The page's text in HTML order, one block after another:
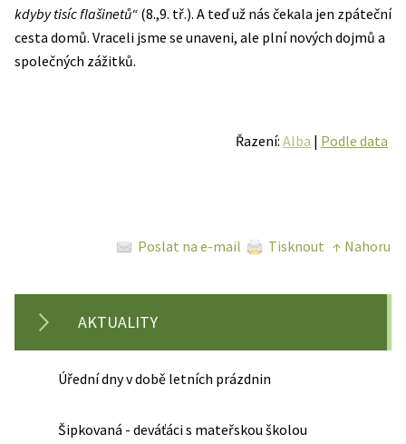
kdyby tisíc flašinetů“ (8.,9. tř.). A teď už nás čekala jen zpáteční
cesta domů. Vraceli jsme se unaveni, ale plní nových dojmů a
společných zážitků.
Řazení: Alba | Podle data
Poslat na e-mail Tisknout ↑ Nahoru
AKTUALITY
Úřední dny v době letních prázdnin
Šipkovaná - deváťáci s mateřskou školou